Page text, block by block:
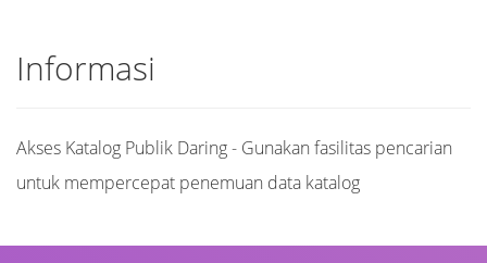
Informasi
Akses Katalog Publik Daring - Gunakan fasilitas pencarian
untuk mempercepat penemuan data katalog